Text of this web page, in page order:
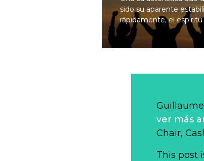
sido su aparente
rápidamente, el
ver más
Chair,
This post